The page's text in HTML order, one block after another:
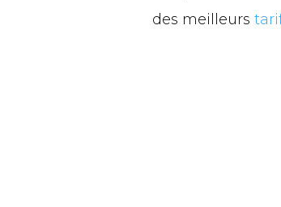
des meilleurs